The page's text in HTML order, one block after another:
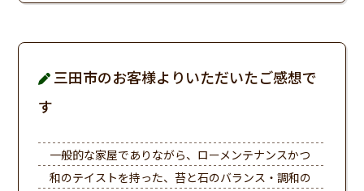
三田市のお客様よりいただいたご感想で
す
一般的な家屋でありながら、ローメンテナンスかつ
和のテイストを持った、苔と石のバランス・調和の